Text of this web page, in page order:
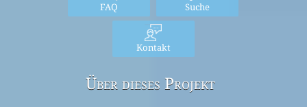
FAQ Suche
Kontakt
Über dieses Projekt